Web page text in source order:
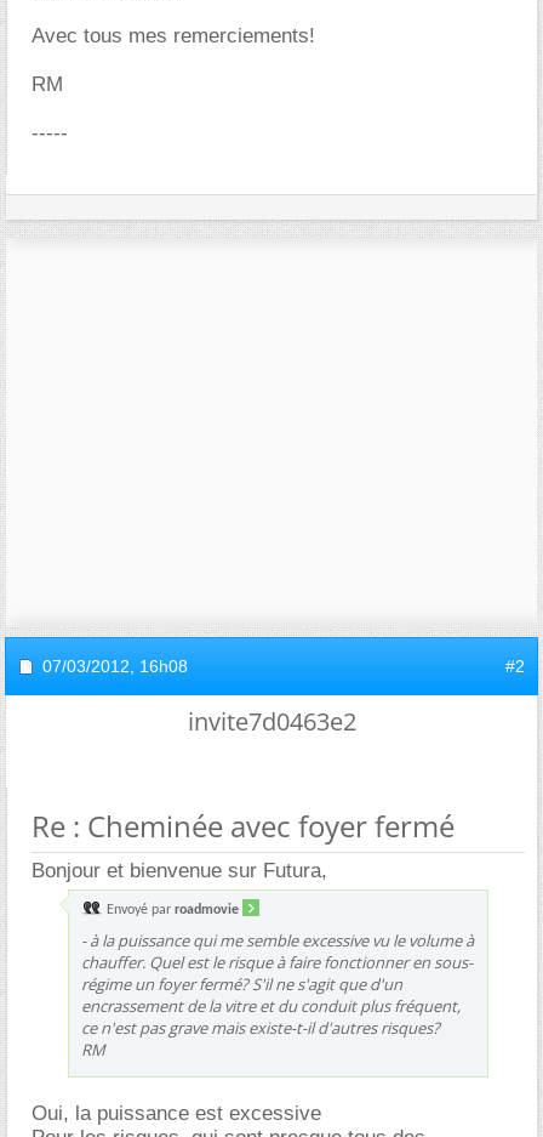
Avec tous mes remerciements!
RM
-----
07/03/2012, 16h08 #2
invite7d0463e2
Re : Cheminée avec foyer fermé
Bonjour et bienvenue sur Futura,
Envoyé par roadmovie
- à la puissance qui me semble excessive vu le volume à
chauffer. Quel est le risque à faire fonctionner en sous-
régime un foyer fermé? S'il ne s'agit que d'un
encrassement de la vitre et du conduit plus fréquent,
ce n'est pas grave mais existe-t-il d'autres risques?
RM
Oui, la puissance est excessive